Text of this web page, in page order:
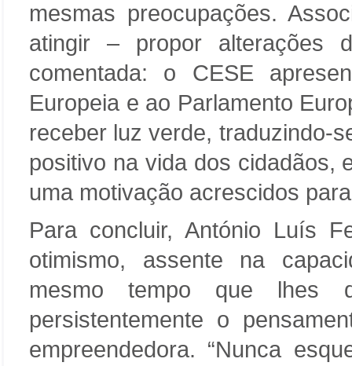
mesmas preocupações.
atingir – propor
comentada: o CESE
Europeia e ao Parlamento
receber luz verde, traduzindo-
positivo na vida dos cidadãos,
uma motivação acrescidos
Para concluir, António Luís
otimismo, assente na
mesmo tempo que lhes
persistentemente o
empreendedora. “Nunca